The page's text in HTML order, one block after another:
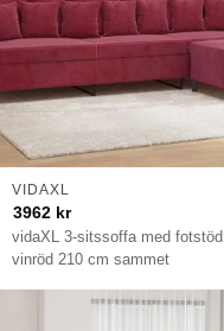
vidaXL 3-sitssoffa med fotstöd
vinröd 210 cm sammet
VIDAXL
3962 kr